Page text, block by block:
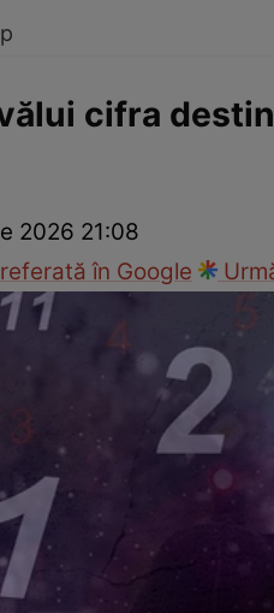
cifra
2026 21:08
în Google